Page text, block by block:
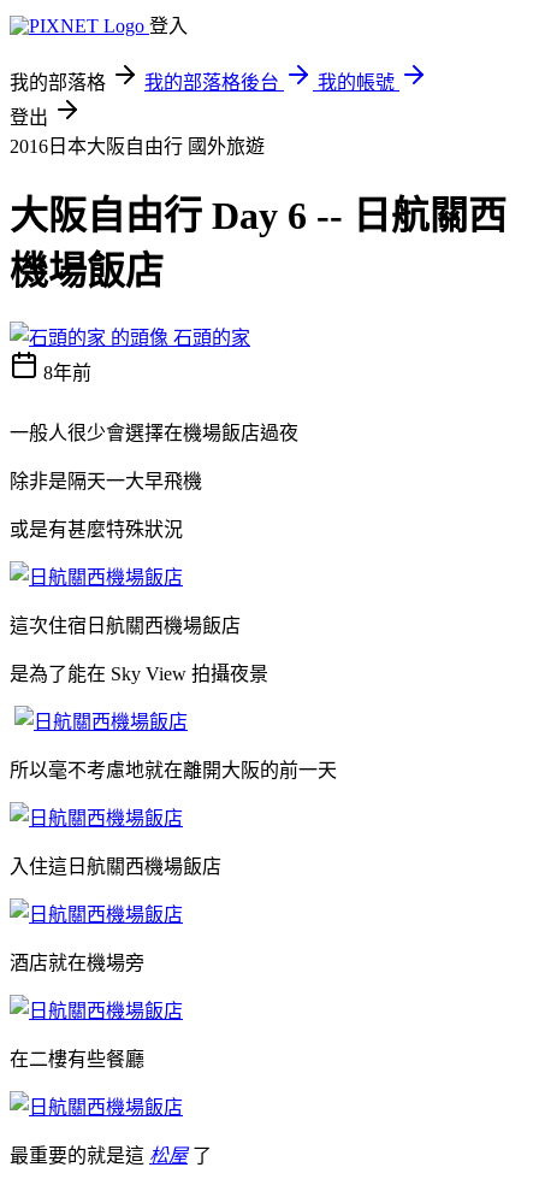
登入
我的部落格 我的部落格後台
我的帳號
登出
2016日本大阪自由行 國外旅遊
大阪自由行 Day 6 -- 日航關西
機場飯店
石頭的家
8年前
一般人很少會選擇在機場飯店過夜
除非是隔天一大早飛機
或是有甚麼特殊狀況
這次住宿日航關西機場飯店
是為了能在 Sky View 拍攝夜景
所以毫不考慮地就在離開大阪的前一天
入住這日航關西機場飯店
酒店就在機場旁
在二樓有些餐廳
最重要的就是這 松屋 了